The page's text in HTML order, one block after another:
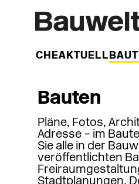
WOCHEAKTUELL
Bauten
Pläne, Fotos,
Adresse – im
Sie alle in der
veröffentlichten
Stadtplanungen.